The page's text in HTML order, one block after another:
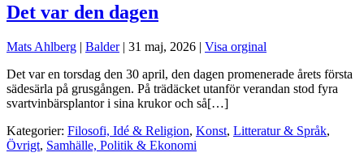
Det var den dagen
Mats Ahlberg | Balder | 31 maj, 2026 | Visa orginal
Det var en torsdag den 30 april, den dagen promenerade årets första
sädesärla på grusgången. På trädäcket utanför verandan stod fyra
svartvinbärsplantor i sina krukor och så[…]
Kategorier: Filosofi, Idé & Religion, Konst, Litteratur & Språk,
Övrigt, Samhälle, Politik & Ekonomi